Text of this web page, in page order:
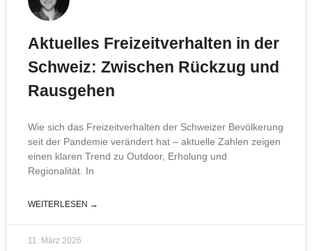
Aktuelles Freizeitverhalten in der
Schweiz: Zwischen Rückzug und
Rausgehen
Wie sich das Freizeitverhalten der Schweizer Bevölkerung
seit der Pandemie verändert hat – aktuelle Zahlen zeigen
einen klaren Trend zu Outdoor, Erholung und
Regionalität. In
WEITERLESEN →
11. März 2026